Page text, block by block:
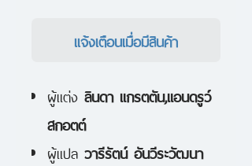
แจ้งเตือนเมื่อมีสินค้า
ผู้แต่ง ลินดา แกรตตัน,แอนดรูว์
สกอตต์
ผู้แปล วารีรัตน์ อันวีระวัฒนา